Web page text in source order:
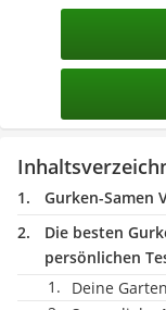
Gurken-Samen
Die besten
persönlichen
Deine